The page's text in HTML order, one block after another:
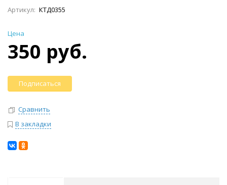
Артикул: КТД0355
Цена
350 руб.
Подписаться
Сравнить
В закладки